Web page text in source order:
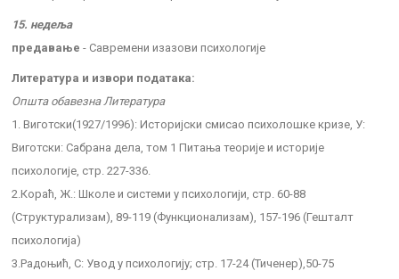
15. недеља
предавање - Савремени изазови психологије
Литература и извори података:
Општа обавезна Литература
1. Виготски(1927/1996): Историјски смисао психолошке кризе, У:
Виготски: Сабрана дела, том 1 Питања теорије и историје
психологије, стр. 227-336.
2.Кораћ, Ж.: Школе и системи у психологији, стр. 60-88
(Структурализам), 89-119 (Функционализам), 157-196 (Гешталт
психологија)
3.Радоњић, С: Увод у психологију; стр. 17-24 (Тиченер),50-75